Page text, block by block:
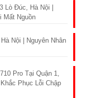
Đúc, Hà Nội |
Mất Nguồn
Nội | Nguyên Nhân
Pro Tại Quận 1,
Phục Lỗi Chập